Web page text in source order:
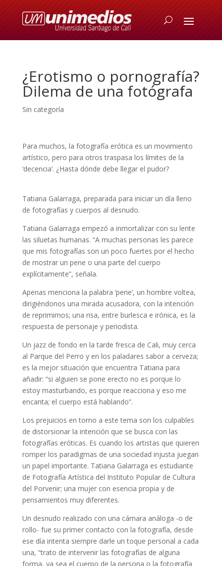
¿Erotismo o pornografía?
Dilema de una fotógrafa
Sin categoría
Para muchos, la fotografía erótica es un movimiento
artístico, pero para otros traspasa los límites de la
‘decencia’. ¿Hasta dónde debe llegar el pudor?
Tatiana Galarraga, preparada para iniciar un día lleno
de fotografías y cuerpos al desnudo.
Tatiana Galarraga empezó a inmortalizar con su lente
las siluetas humanas. “A muchas personas les parece
que mis fotografías son un poco fuertes por el hecho
de mostrar un pene o una parte del cuerpo
explícitamente”, señala.
Apenas menciona la palabra ‘pene’, un hombre voltea,
dirigiéndonos una mirada acusadora, con la intención
de reprimirnos; una risa, entre burlesca e irónica, es la
respuesta de personaje y periodista.
Un jazz de fondo en la tarde fresca de Cali, muy cerca
al Parque del Perro y en los paladares sabor a cerveza;
es la mejor situación que encuentra Tatiana para
añadir: “si alguien se pone erecto no es porque lo
estoy masturbando, es porque reacciona y eso me
encanta; el cuerpo está hablando”.
Los prejuicios en torno a este tema son los culpables
de distorsionar la intención que se busca con las
fotografías eróticas. Es cuando los artistas que quieren
romper los paradigmas de una sociedad injusta juegan
un papel importante. Tatiana Galarraga es estudiante
de Fotografía Artística del Instituto Popular de Cultura
del Porvenir; una mujer con esencia propia y de
pensamientos muy diferentes.
Un desnudo realizado con una cámara análoga -o de
rollo- fue su primer contacto con la fotografía, desde
ese día intenta siempre darle un toque personal a cada
una, “trato de intervenir las fotografías de alguna
forma, ya sea el cuerpo de la persona o la fotografía